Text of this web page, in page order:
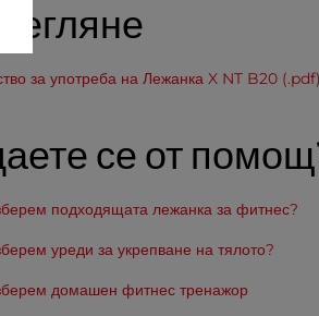
за употреба на Лежанка X NT B20 (.pdf)
се от
подходящата лежанка за фитнес?
уреди за укрепване на тялото?
домашен фитнес тренажор